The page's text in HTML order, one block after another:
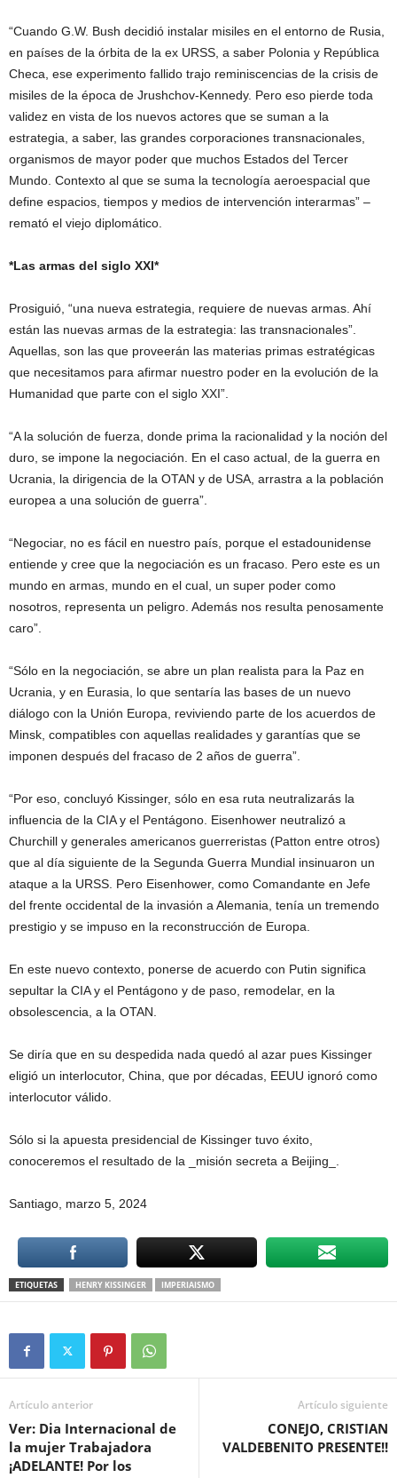
“Cuando G.W. Bush decidió instalar misiles en el entorno de Rusia,
en países de la órbita de la ex URSS, a saber Polonia y República
Checa, ese experimento fallido trajo reminiscencias de la crisis de
misiles de la época de Jrushchov-Kennedy. Pero eso pierde toda
validez en vista de los nuevos actores que se suman a la
estrategia, a saber, las grandes corporaciones transnacionales,
organismos de mayor poder que muchos Estados del Tercer
Mundo. Contexto al que se suma la tecnología aeroespacial que
define espacios, tiempos y medios de intervención interarmas” –
remató el viejo diplomático.
*Las armas del siglo XXI*
Prosiguió, “una nueva estrategia, requiere de nuevas armas. Ahí
están las nuevas armas de la estrategia: las transnacionales”.
Aquellas, son las que proveerán las materias primas estratégicas
que necesitamos para afirmar nuestro poder en la evolución de la
Humanidad que parte con el siglo XXI”.
“A la solución de fuerza, donde prima la racionalidad y la noción del
duro, se impone la negociación. En el caso actual, de la guerra en
Ucrania, la dirigencia de la OTAN y de USA, arrastra a la población
europea a una solución de guerra”.
“Negociar, no es fácil en nuestro país, porque el estadounidense
entiende y cree que la negociación es un fracaso. Pero este es un
mundo en armas, mundo en el cual, un super poder como
nosotros, representa un peligro. Además nos resulta penosamente
caro”.
“Sólo en la negociación, se abre un plan realista para la Paz en
Ucrania, y en Eurasia, lo que sentaría las bases de un nuevo
diálogo con la Unión Europa, reviviendo parte de los acuerdos de
Minsk, compatibles con aquellas realidades y garantías que se
imponen después del fracaso de 2 años de guerra”.
“Por eso, concluyó Kissinger, sólo en esa ruta neutralizarás la
influencia de la CIA y el Pentágono. Eisenhower neutralizó a
Churchill y generales americanos guerreristas (Patton entre otros)
que al día siguiente de la Segunda Guerra Mundial insinuaron un
ataque a la URSS. Pero Eisenhower, como Comandante en Jefe
del frente occidental de la invasión a Alemania, tenía un tremendo
prestigio y se impuso en la reconstrucción de Europa.
En este nuevo contexto, ponerse de acuerdo con Putin significa
sepultar la CIA y el Pentágono y de paso, remodelar, en la
obsolescencia, a la OTAN.
Se diría que en su despedida nada quedó al azar pues Kissinger
eligió un interlocutor, China, que por décadas, EEUU ignoró como
interlocutor válido.
Sólo si la apuesta presidencial de Kissinger tuvo éxito,
conoceremos el resultado de la _misión secreta a Beijing_.
Santiago, marzo 5, 2024
ETIQUETAS HENRY KISSINGER IMPERIAISMO
Artículo anterior
Ver: Dia Internacional de
la mujer Trabajadora
¡ADELANTE! Por los
Artículo siguiente
CONEJO, CRISTIAN
VALDEBENITO PRESENTE!!